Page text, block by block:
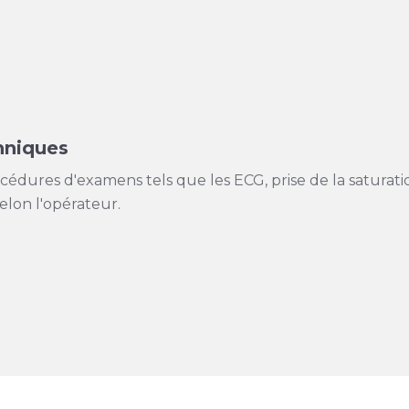
d'examens tels que les ECG, prise de la
l'opérateur.